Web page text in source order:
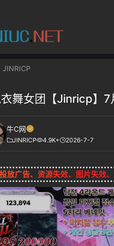
JINRICP
舞女团【Jinricp】7
牛C网
JINRICP 4.9K+ 2026-7-7
投放广告、资源失效、图片失效